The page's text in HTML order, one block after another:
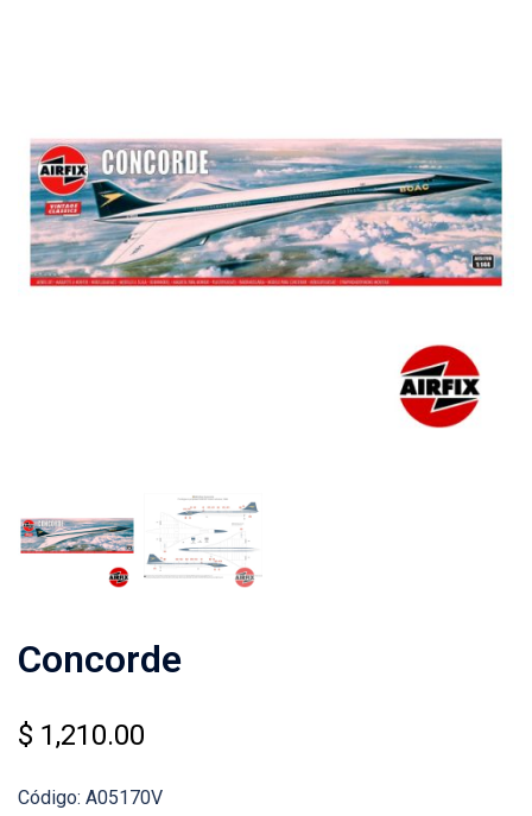
Concorde
$ 1,210.00
Código: A05170V